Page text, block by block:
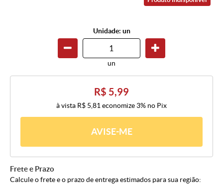
Unidade: un
un
R$ 5,99
à vista R$ 5,81 economize 3% no Pix
AVISE-ME
Frete e Prazo
Calcule o frete e o prazo de entrega estimados para sua região: